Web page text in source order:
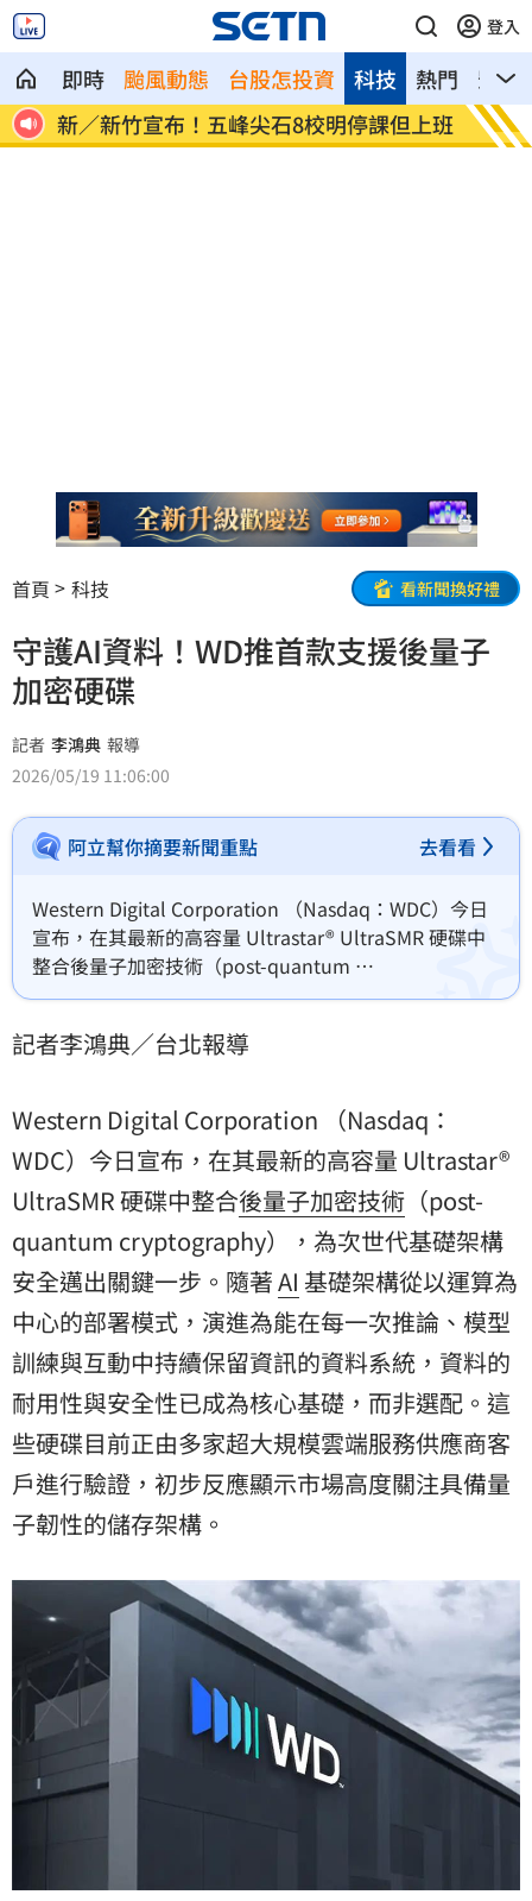
登入
即時 颱風動態 台股怎投資 熱門 影音
科技
班 HIGHLIGHT掀回憶殺 擔心後輩太帥壓力
大
狂冒
病
首頁 科技 看新聞換好禮
守護AI資料！WD推首款支援後量子
加密硬碟
記者 李鴻典 報導
2026/05/19 11:06:00
阿立幫你摘要新聞重點 去看看
Western Digital Corporation （Nasdaq：WDC）今日
宣布，在其最新的高容量 Ultrastar® UltraSMR 硬碟中
整合後量子加密技術（post-quantum
cryptography），為次世代基礎架構安全邁出關鍵一
為能在每一次推論、模型訓練與互動中持續保留資訊的
記者李鴻典／台北報導
Western Digital Corporation （Nasdaq：
WDC）今日宣布，在其最新的高容量 Ultrastar®
UltraSMR 硬碟中整合後量子加密技術 （post-
quantum cryptography），為次世代基礎架構
安全邁出關鍵一步。隨著AI 基礎架構從以運算為
中心的部署模式，演進為能在每一次推論、模型
訓練與互動中持續保留資訊的資料系統，資料的
耐用性與安全性已成為核心基礎，而非選配。這
些硬碟目前正由多家超大規模雲端服務供應商客
戶進行驗證，初步反應顯示市場高度關注具備量
子韌性的儲存架構。